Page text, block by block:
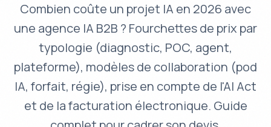
Combien coûte un projet IA en 2026 avec
une agence IA B2B ? Fourchettes de prix par
typologie (diagnostic, POC, agent,
plateforme), modèles de collaboration (pod
IA, forfait, régie), prise en compte de l'AI Act
et de la facturation électronique. Guide